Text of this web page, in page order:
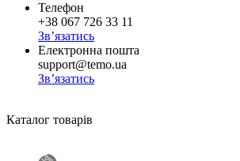
Телефон
+38 067 726 33 11
Зв’язатись
Електронна пошта
support@temo.ua
Зв’язатись
Каталог товарів